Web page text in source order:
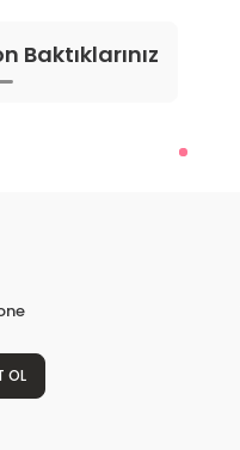
Baktıklarınız
OL